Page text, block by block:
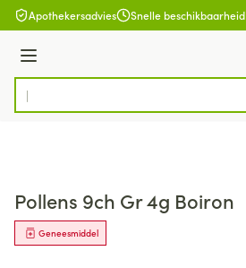
Ga naar de inhoud
Apothekersadvies Snelle beschikbaarheid
Menu
Product, merk, categorie...
Pollens 9ch Gr 4g Boiron
Geneesmiddel